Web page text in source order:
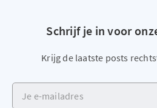
Schrijf je in voor
Krijg de laatste posts
Je e-mailadres